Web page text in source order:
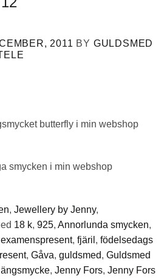
2011 BY GULDSMED
butterfly i min webshop
smycken i min webshop
, Jewellery by Jenny,
18 k, 925, Annorlunda smycken,
examenspresent, fjäril , födelsedags
, Gåva, guldsmed, Guldsmed
, Jenny Fors, Jenny Fors